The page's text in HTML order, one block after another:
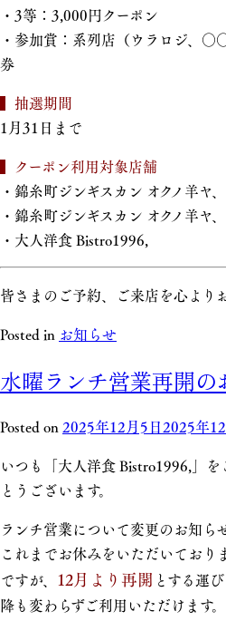
・3等：3,000円クーポン
・参加賞：系列店（ウラロジ、
券
▍抽選期間
1月31日まで
▍クーポン利用対象店舗
・錦糸町ジンギスカン オクノ羊ヤ
・錦糸町ジンギスカン オクノ羊ヤ
・大人洋食 Bistro1996,
皆さまのご予約、ご来店を心より
Posted in お知らせ
水曜ランチ営業再開の
Posted on2025年12月5日2025年
いつも「大人洋食 Bistro1996,」
とうございます。
ランチ営業について変更のお知ら
これまでお休みをいただいており
ですが、 12月より再開 とする運
降も変わらずご利用いただけます。